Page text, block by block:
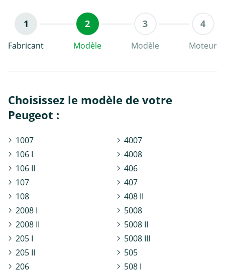
Fabricant Modèle Modèle Moteur
Choisissez le modèle de votre
Peugeot :
1007
106 I
106 II
107
108
2008 I
2008 II
205 I
205 II
206
4007
4008
406
407
408 II
5008
5008 II
5008 III
505
508 I